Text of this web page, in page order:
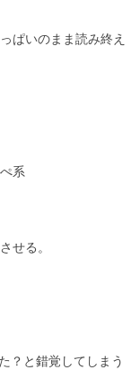
ぱいのまま読み終え
系
せる。
？と錯覚してしまう